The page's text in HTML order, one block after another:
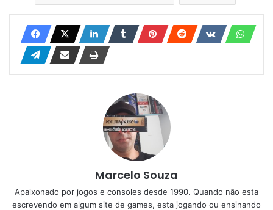
Marcelo Souza
Apaixonado por jogos e consoles desde 1990. Quando não esta
escrevendo em algum site de games, esta jogando ou ensinando